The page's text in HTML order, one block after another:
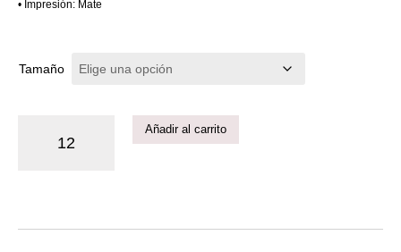
• Impresión: Mate
Tamaño
Añadir al carrito